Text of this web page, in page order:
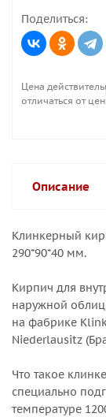
Поделиться:
Цена
отличаться от
Описание
Клинкерный
290*90*40 мм.
Кирпич для
наружной
на фабрике
Niederlausitz
Что такое
специально
температуре